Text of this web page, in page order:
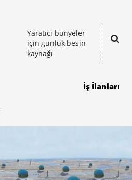
Yaratıcı bünyeler
için günlük besin
kaynağı
İş İlanları